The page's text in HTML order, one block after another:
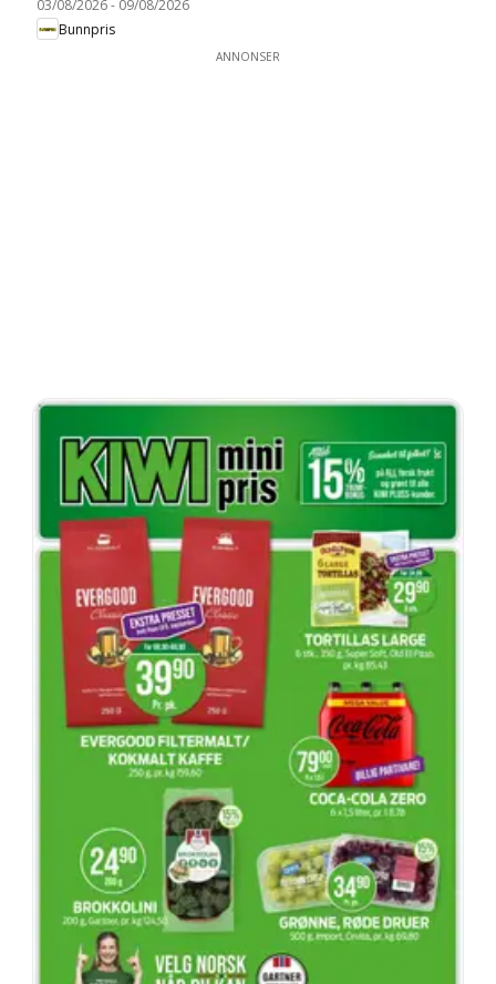
03/08/2026- 09/08/2026
Bunnpris
ANNONSER